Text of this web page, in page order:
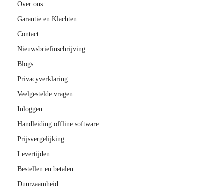
Over ons
Garantie en Klachten
Contact
Nieuwsbriefinschrijving
Blogs
Privacyverklaring
Veelgestelde vragen
Inloggen
Handleiding offline software
Prijsvergelijking
Levertijden
Bestellen en betalen
Duurzaamheid